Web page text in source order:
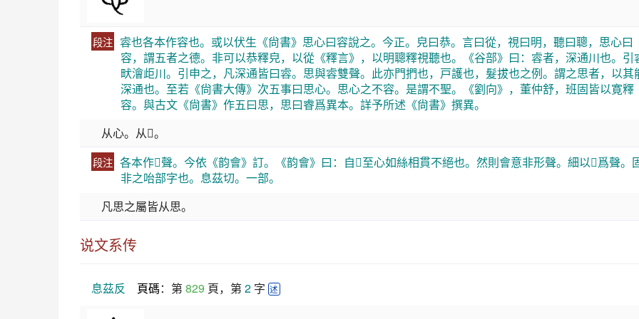
段注 䜭也各本作容也。或以伏生《尙書》思心曰容說之。今正。皃曰恭。言曰從，視曰明，聽曰聰，思心曰
容，謂五者之德。非可以恭釋皃，以從《釋言》，以明聰釋視聽也。《谷部》曰：䜭者，深通川也。引
畎澮歫川。引申之，凡深通皆曰䜭。思與䜭雙聲。此亦門捫也，戸護也，髮拔也之例。謂之思者，以其
深通也。至若《尙書大傳》次五事曰思心。思心之不容。是謂不聖。《劉向》，董仲舒，班固皆以寛釋
容。與古文《尙書》作五曰思，思曰睿爲異本。詳予所述《尙書》撰異。
从心。从𦥓。
段注 各本作𦥓聲。今依《韵會》訂。《韵會》曰：自𦥓至心如絲相貫不絕也。然則會意非形聲。細以𦥓爲聲。
非之咍部字也。息茲切。一部。
凡思之屬皆从思。
说文系传
息茲反 頁碼：第 829 頁，第 2 字 述